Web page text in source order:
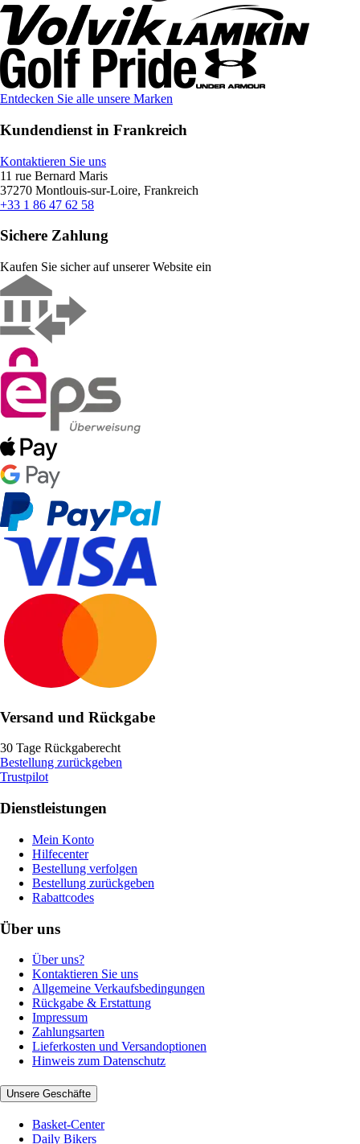
Entdecken Sie alle unsere Marken
Kundendienst in Frankreich
Kontaktieren Sie uns
11 rue Bernard Maris
37270 Montlouis-sur-Loire, Frankreich
+33 1 86 47 62 58
Sichere Zahlung
Kaufen Sie sicher auf unserer Website ein
Versand und Rückgabe
30 Tage Rückgaberecht
Bestellung zurückgeben
Trustpilot
Dienstleistungen
Mein Konto
Hilfecenter
Bestellung verfolgen
Bestellung zurückgeben
Rabattcodes
Über uns
Über uns?
Kontaktieren Sie uns
Allgemeine Verkaufsbedingungen
Rückgabe & Erstattung
Impressum
Zahlungsarten
Lieferkosten und Versandoptionen
Hinweis zum Datenschutz
Unsere Geschäfte
Basket-Center
Daily Bikers